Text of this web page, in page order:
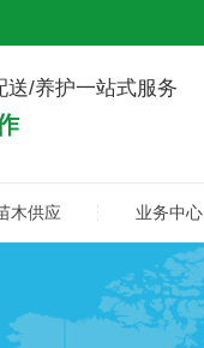
送/养护一站式服务
木供应 业务中心